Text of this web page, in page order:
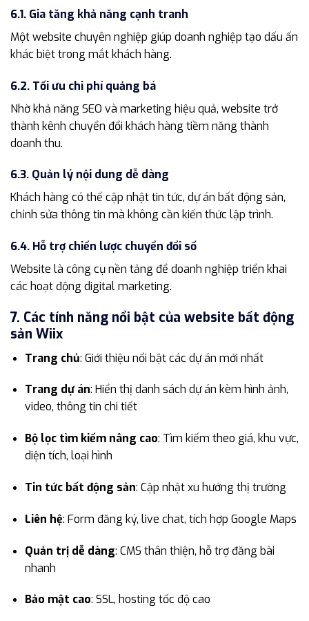
6.1. Gia tăng khả năng cạnh tranh
Một website chuyên nghiệp giúp doanh nghiệp tạo dấu ấn
khác biệt trong mắt khách hàng.
6.2. Tối ưu chi phí quảng bá
Nhờ khả năng SEO và marketing hiệu quả, website trở
thành kênh chuyển đổi khách hàng tiềm năng thành
doanh thu.
6.3. Quản lý nội dung dễ dàng
Khách hàng có thể cập nhật tin tức, dự án bất động sản,
chỉnh sửa thông tin mà không cần kiến thức lập trình.
6.4. Hỗ trợ chiến lược chuyển đổi số
Website là công cụ nền tảng để doanh nghiệp triển khai
các hoạt động digital marketing.
7. Các tính năng nổi bật của website bất động
sản Wiix
Trang chủ: Giới thiệu nổi bật các dự án mới nhất
Trang dự án: Hiển thị danh sách dự án kèm hình ảnh,
video, thông tin chi tiết
Bộ lọc tìm kiếm nâng cao: Tìm kiếm theo giá, khu vực,
diện tích, loại hình
Tin tức bất động sản: Cập nhật xu hướng thị trường
Liên hệ: Form đăng ký, live chat, tích hợp Google Maps
Quản trị dễ dàng: CMS thân thiện, hỗ trợ đăng bài
nhanh
Bảo mật cao: SSL, hosting tốc độ cao